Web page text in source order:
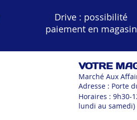
Drive : possibilité
paiement en magasin
VOTRE
Marché Aux
Adresse : Porte
Horaires : 9h30-
lundi au samedi)